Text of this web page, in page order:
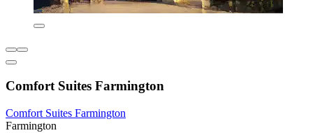
Comfort Suites Farmington
Comfort Suites Farmington
Farmington